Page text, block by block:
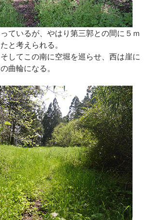
ているが、やはり第三郭との間に５ｍ
と考えられる。
してこの南に空堀を巡らせ、西は崖に
曲輪になる。